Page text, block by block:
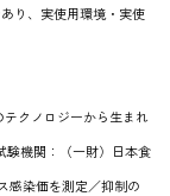
、実使用環境・実使
クノロジーから生まれ
験機関：（一財）日本食
感染価を測定／抑制の